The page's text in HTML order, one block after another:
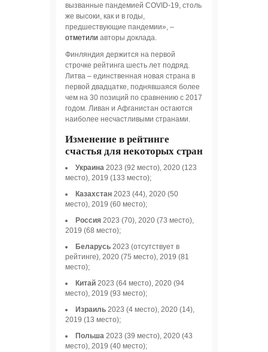
вызванные пандемией COVID-19, столь
же высоки, как и в годы,
предшествующие пандемии», –
отметили авторы доклада.
Финляндия держится на первой
строчке рейтинга шесть лет подряд.
Литва – единственная новая страна в
первой двадцатке, поднявшаяся более
чем на 30 позиций по сравнению с 2017
годом. Ливан и Афганистан остаются
наиболее несчастливыми странами.
Изменение в рейтинге
счастья для некоторых стран
Украина 2023 (92 место), 2020 (123
место), 2019 (133 место);
Казахстан 2023 (44), 2020 (50
место), 2019 (60 место);
Россия 2023 (70), 2020 (73 место),
2019 (68 место);
Беларусь 2023 (отсутствует в
рейтинге), 2020 (75 место), 2019 (81
место);
Китай 2023 (64 место), 2020 (94
место), 2019 (93 место);
Израиль 2023 (4 место), 2020 (14),
2019 (13 место);
Польша 2023 (39 место), 2020 (43
место), 2019 (40 место);